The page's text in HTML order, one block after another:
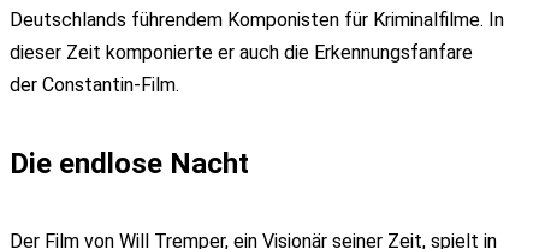
Deutschlands führendem Komponisten für Kriminalfilme. In
dieser Zeit komponierte er auch die Erkennungsfanfare
der Constantin-Film.
Die endlose Nacht
Der Film von Will Tremper, ein Visionär seiner Zeit, spielt in